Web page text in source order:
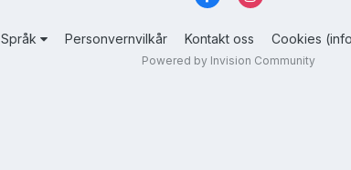
Språk Personvernvilkår Kontakt oss Cookies
Powered by Invision Community